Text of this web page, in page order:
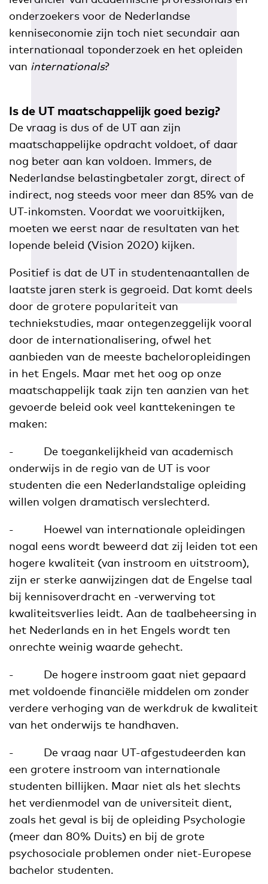
onderzoekers voor de Nederlandse
kenniseconomie zijn toch niet secundair aan
internationaal toponderzoek en het opleiden
van internationals?
Is de UT maatschappelijk goed bezig?
De vraag is dus of de UT aan zijn
maatschappelijke opdracht voldoet, of daar
nog beter aan kan voldoen. Immers, de
Nederlandse belastingbetaler zorgt, direct of
indirect, nog steeds voor meer dan 85% van de
UT-inkomsten. Voordat we vooruitkijken,
moeten we eerst naar de resultaten van het
lopende beleid (Vision 2020) kijken.
Positief is dat de UT in studentenaantallen de
laatste jaren sterk is gegroeid. Dat komt deels
door de grotere populariteit van
techniekstudies, maar ontegenzeggelijk vooral
door de internationalisering, ofwel het
aanbieden van de meeste bacheloropleidingen
in het Engels. Maar met het oog op onze
maatschappelijk taak zijn ten aanzien van het
gevoerde beleid ook veel kanttekeningen te
maken:
- De toegankelijkheid van academisch
onderwijs in de regio van de UT is voor
studenten die een Nederlandstalige opleiding
willen volgen dramatisch verslechterd.
- Hoewel van internationale opleidingen
nogal eens wordt beweerd dat zij leiden tot een
hogere kwaliteit (van instroom en uitstroom),
zijn er sterke aanwijzingen dat de Engelse taal
bij kennisoverdracht en -verwerving tot
kwaliteitsverlies leidt. Aan de taalbeheersing in
het Nederlands en in het Engels wordt ten
onrechte weinig waarde gehecht.
- De hogere instroom gaat niet gepaard
met voldoende financiële middelen om zonder
verdere verhoging van de werkdruk de kwaliteit
van het onderwijs te handhaven.
- De vraag naar UT-afgestudeerden kan
een grotere instroom van internationale
studenten billijken. Maar niet als het slechts
het verdienmodel van de universiteit dient,
zoals het geval is bij de opleiding Psychologie
(meer dan 80% Duits) en bij de grote
psychosociale problemen onder niet-Europese
bachelor studenten.